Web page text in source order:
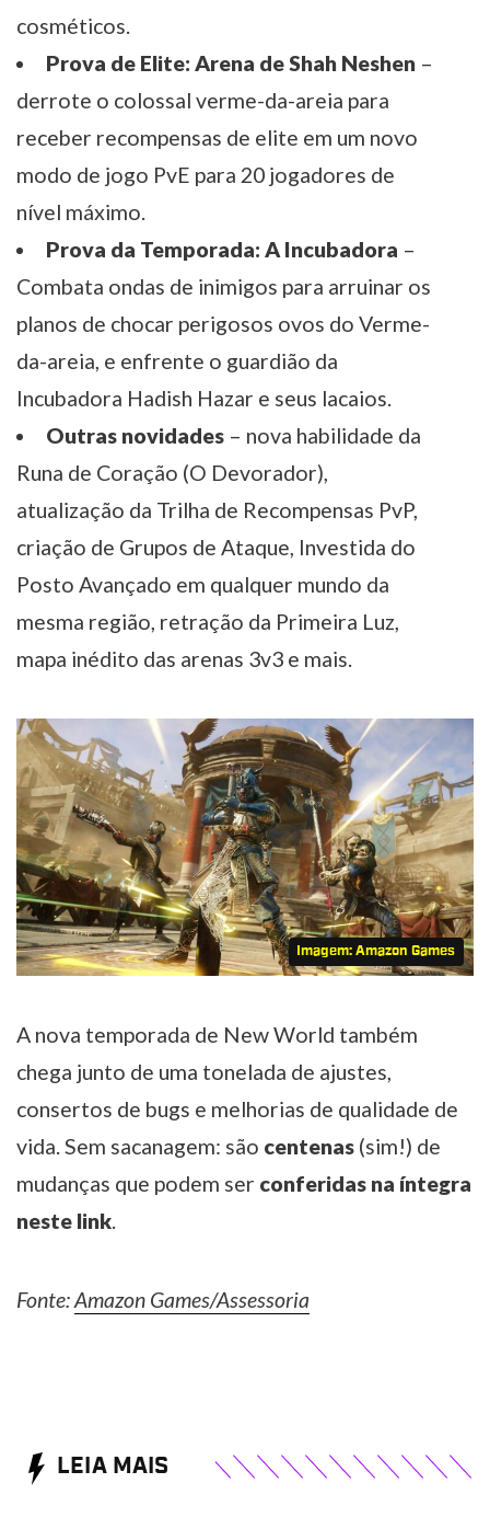
cosméticos.
Prova de Elite: Arena de Shah Neshen–
derrote o colossal verme-da-areia para
receber recompensas de elite em um novo
modo de jogo PvE para 20 jogadores de
nível máximo.
Prova da Temporada: A Incubadora –
Combata ondas de inimigos para arruinar os
planos de chocar perigosos ovos do Verme-
da-areia, e enfrente o guardião da
Incubadora Hadish Hazar e seus lacaios.
Outras novidades– nova habilidade da
Runa de Coração (O Devorador),
atualização da Trilha de Recompensas PvP,
criação de Grupos de Ataque, Investida do
Posto Avançado em qualquer mundo da
mesma região, retração da Primeira Luz,
mapa inédito das arenas 3v3 e mais.
Imagem: Amazon Games
A nova temporada de New World também
chega junto de uma tonelada de ajustes,
consertos de bugs e melhorias de qualidade de
vida. Sem sacanagem: são centenas (sim!) de
mudanças que podem ser conferidas na íntegra
neste link.
Fonte:Amazon Games/Assessoria
LEIA MAIS